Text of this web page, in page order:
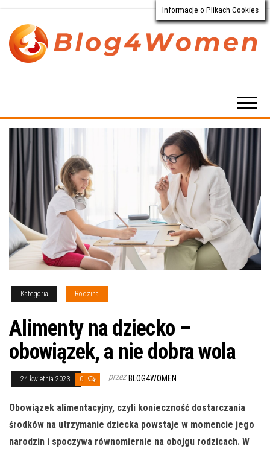
treści
o dla
Kategoria Rodzina
Alimenty na dziecko –
obowiązek, a nie dobra wola
24 kwietnia 2023 0 przez BLOG4WOMEN
Obowiązek alimentacyjny, czyli konieczność dostarczania
środków na utrzymanie dziecka powstaje w momencie jego
narodzin i spoczywa równomiernie na obojgu rodzicach. W
Informacje o Plikach Cookies